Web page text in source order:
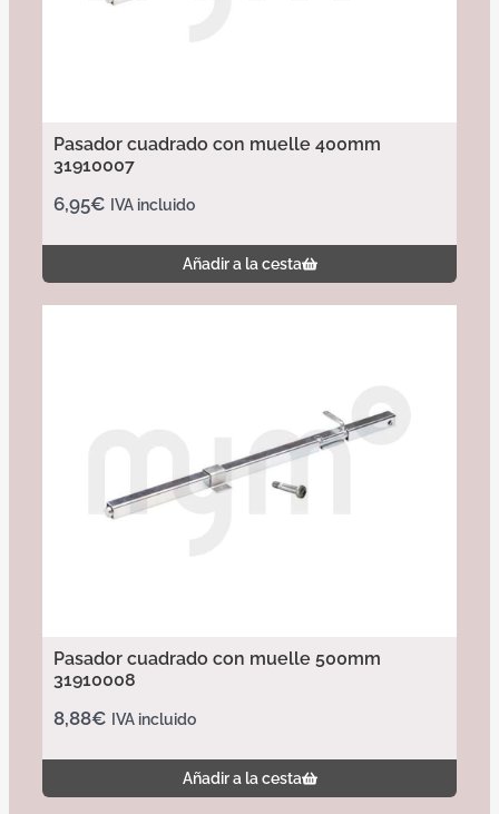
Pasador cuadrado con muelle 400mm
31910007
6,95€ IVA incluido
Añadir a la cesta
Pasador cuadrado con muelle 500mm
31910008
8,88€ IVA incluido
Añadir a la cesta